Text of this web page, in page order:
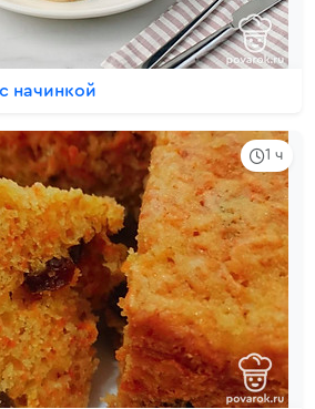
начинкой
1 ч